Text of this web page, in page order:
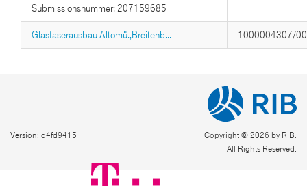
Submissionsnummer: 207159685
Glasfaserausbau Altomü.,Breitenb... 1000004307/
Version: d4fd9415
Copyright © 2026 by RIB.
All Rights Reserved.